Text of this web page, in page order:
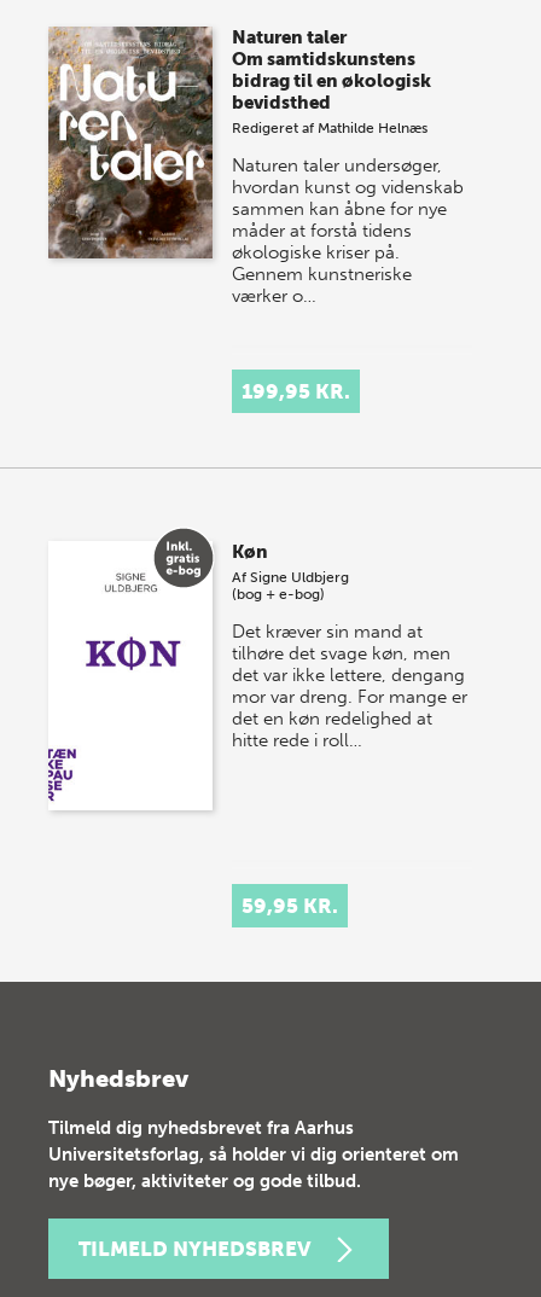
Naturen taler
Om samtidskunstens
bidrag til en økologisk
bevidsthed
Redigeret af Mathilde Helnæs
Naturen taler undersøger,
hvordan kunst og videnskab
sammen kan åbne for nye
måder at forstå tidens
økologiske kriser på.
Gennem kunstneriske
værker o…
199,95 KR.
Køn
AfSigne Uldbjerg
(bog + e-bog)
Det kræver sin mand at
tilhøre det svage køn, men
det var ikke lettere, dengang
mor var dreng. For mange er
det en køn redelighed at
hitte rede i roll…
59,95 KR.
Nyhedsbrev
Tilmeld dig nyhedsbrevet fra Aarhus
Universitetsforlag, så holder vi dig orienteret om
nye bøger, aktiviteter og gode tilbud.
TILMELD NYHEDSBREV